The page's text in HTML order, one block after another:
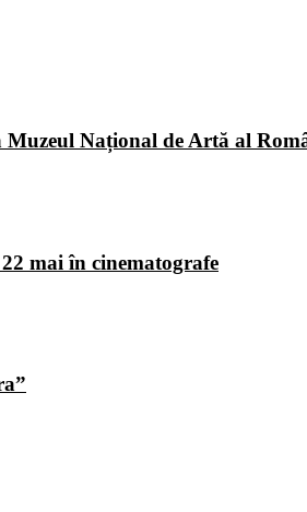
Muzeul Național de Artă al
mai în cinematografe